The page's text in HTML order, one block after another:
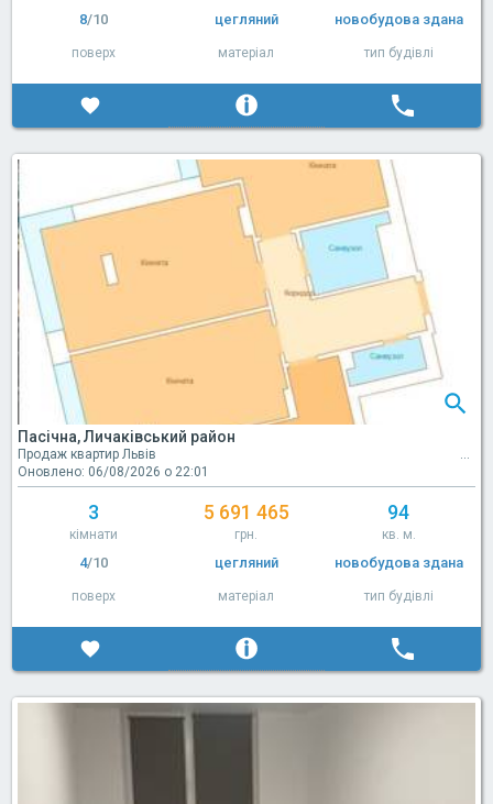
8/10
поверх
цегляний
матеріал
новобудова здана
тип будівлі
Пасічна, Личаківський район
Продаж квартир Львів
Оновлено: 06/08/2026 о 22:01
3
кімнати
5 691 465
грн.
94
кв. м.
4/10
поверх
цегляний
матеріал
новобудова здана
тип будівлі